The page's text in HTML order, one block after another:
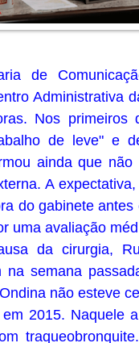
de
Administrativa
Nos primeiros
de leve" e
ainda que
A
do gabinete
uma avaliação
da cirurgia,
na semana
não esteve
2015. Naquele